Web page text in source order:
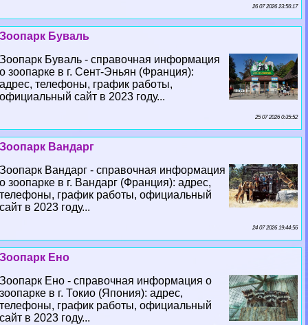
26 07 2026 23:56:17
Зоопарк Буваль
Зоопарк Буваль - справочная информация
о зоопарке в г. Сент-Эньян (Франция):
адрес, телефоны, график работы,
официальный сайт в 2023 году...
25 07 2026 0:35:52
Зоопарк Вандарг
Зоопарк Вандарг - справочная информация
о зоопарке в г. Вандарг (Франция): адрес,
телефоны, график работы, официальный
сайт в 2023 году...
24 07 2026 19:44:56
Зоопарк Ено
Зоопарк Ено - справочная информация о
зоопарке в г. Токио (Япония): адрес,
телефоны, график работы, официальный
сайт в 2023 году...